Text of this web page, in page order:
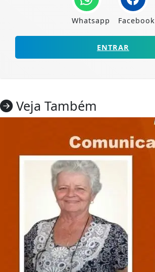
Whatsapp Facebook
ENTRAR
Veja Também